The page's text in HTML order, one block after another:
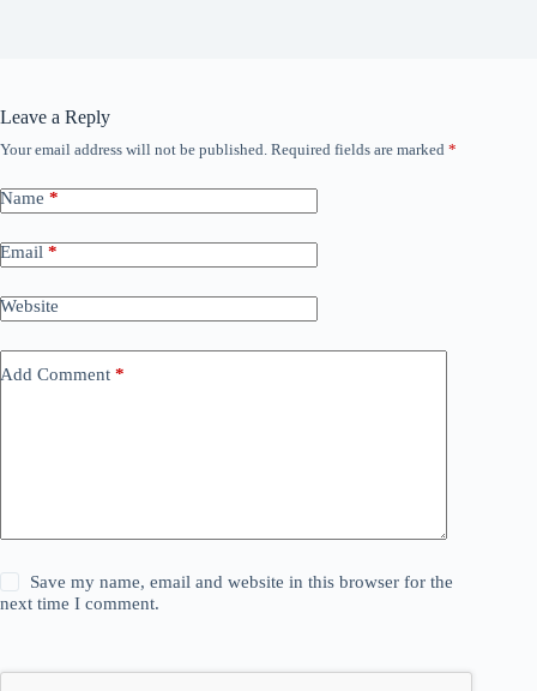
Leave a Reply
Your email address will not be published. Required fields are marked *
Name *
Email *
Website
Add Comment *
Save my name, email and website in this browser for the
next time I comment.